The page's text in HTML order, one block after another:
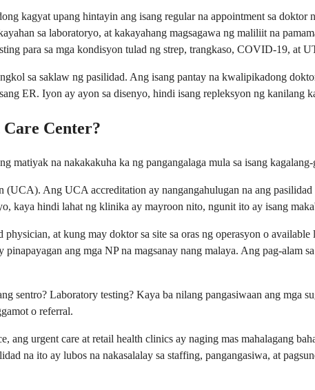
kagyat upang hintayin ang isang regular na appointment sa
sa laboratoryo, at kakayahang magsagawa ng maliliit na
para sa mga kondisyon tulad ng strep, trangkaso, COVID-19, at
sa saklaw ng pasilidad. Ang isang pantay na kwalipikadong
ER. Iyon ay ayon sa disenyo, hindi isang repleksyon ng kanilang
Center?
matiyak na nakakakuha ka ng pangangalaga mula sa isang
Ang UCA accreditation ay nangangahulugan na ang
kaya hindi lahat ng klinika ay mayroon nito, ngunit ito ay isang
at kung may doktor sa site sa oras ng operasyon o
ang mga NP na magsanay nang malaya. Ang pag-alam
sentro? Laboratory testing? Kaya ba nilang pangasiwaan ang mga
o referral.
urgent care at retail health clinics ay naging mas mahalagang
na ito ay lubos na nakasalalay sa staffing, pangangasiwa, at